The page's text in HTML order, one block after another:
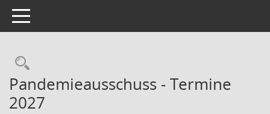
Toggle navigation
Rechercheauswahl
Pandemieausschuss - Termine
2027